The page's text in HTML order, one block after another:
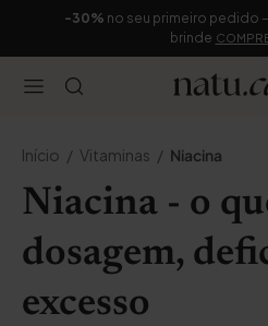
-30% no seu primeiro pedido
brinde
Início Vitaminas Niacina
Niacina - o
dosagem,
excesso